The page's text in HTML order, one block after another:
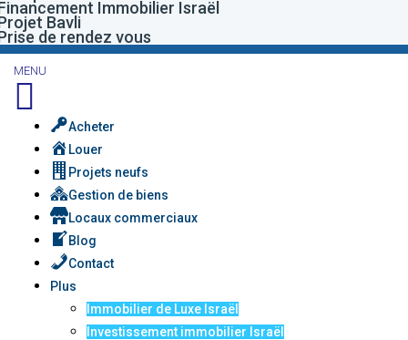
Immobilier Israël
Bavli
de rendez vous
MENU
Acheter
Louer
Projets neufs
Gestion de biens
Locaux commerciaux
Blog
Contact
Plus
Immobilier de Luxe Israël
Investissement immobilier Israël